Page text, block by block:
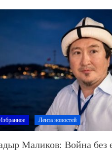
Лента новостей
Маликов: Война без